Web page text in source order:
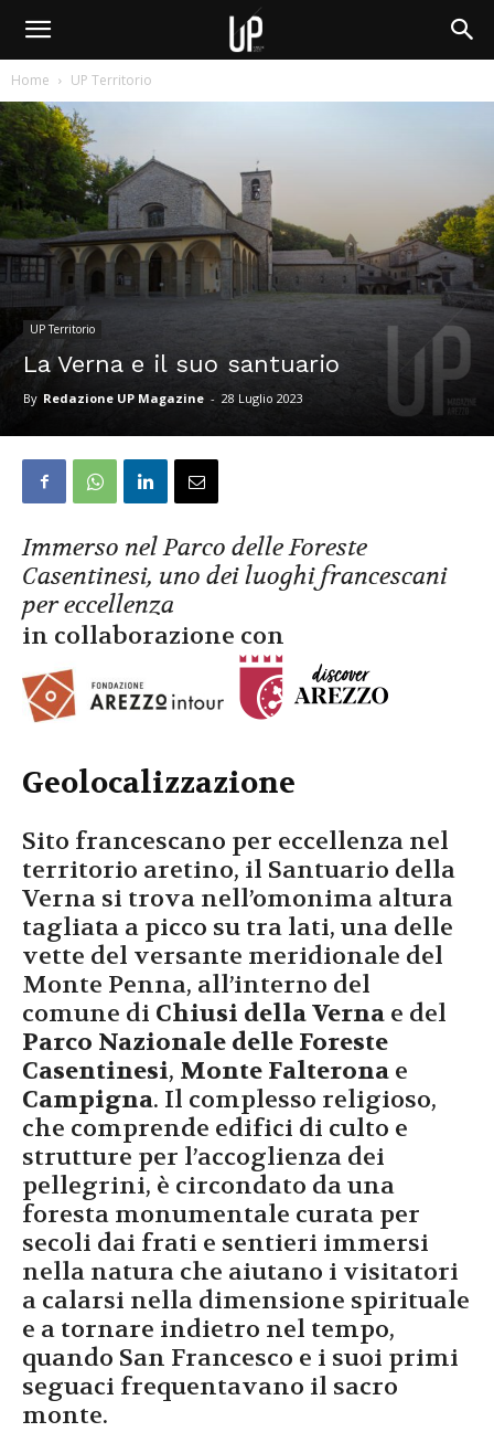
Home UP Territorio
UP Territorio
La Verna e il suo santuario
By Redazione UP Magazine - 28 Luglio 2023
Immerso nel Parco delle Foreste
Casentinesi, uno dei luoghi francescani
per eccellenza
in collaborazione con
Geolocalizzazione
Sito francescano per eccellenza nel
territorio aretino, il Santuario della
Verna si trova nell’omonima altura
tagliata a picco su tra lati, una delle
vette del versante meridionale del
Monte Penna, all’interno del
comune di Chiusi della Verna e del
Parco Nazionale delle Foreste
Casentinesi, Monte Falterona e
Campigna. Il complesso religioso,
che comprende edifici di culto e
strutture per l’accoglienza dei
pellegrini, è circondato da una
foresta monumentale curata per
secoli dai frati e sentieri immersi
nella natura che aiutano i visitatori
a calarsi nella dimensione spirituale
e a tornare indietro nel tempo,
quando San Francesco e i suoi primi
seguaci frequentavano il sacro
monte.